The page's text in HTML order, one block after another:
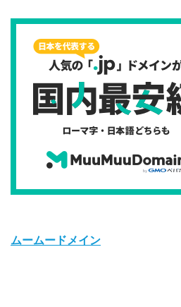
ムームードメイン